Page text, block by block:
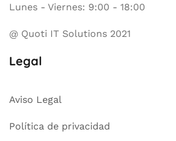
Lunes - Viernes: 9:00 - 18:00
@ Quoti IT Solutions 2021
Legal
Aviso Legal
Política de privacidad